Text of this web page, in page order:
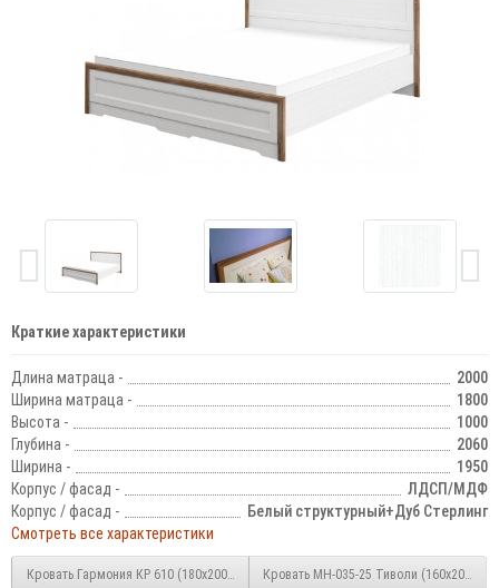
Краткие характеристики
Длина матраца -
2000
Ширина матраца -
1800
Высота -
1000
Глубина -
2060
Ширина -
1950
Корпус / фасад -
ЛДСП/МДФ
Корпус / фасад -
Белый структурный+Дуб Стерлинг
Смотреть все характеристики
Кровать Гармония КР 610 (180х200 см) Кровать МН-035-25 Тиволи (160х200)